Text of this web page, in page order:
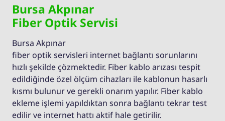
Bursa Akpınar
Fiber Optik Servisi
Bursa Akpınar
fiber optik servisleri internet bağlantı sorunlarını
hızlı şekilde çözmektedir. Fiber kablo arızası tespit
edildiğinde özel ölçüm cihazları ile kablonun hasarlı
kısmı bulunur ve gerekli onarım yapılır. Fiber kablo
ekleme işlemi yapıldıktan sonra bağlantı tekrar test
edilir ve internet hattı aktif hale getirilir.